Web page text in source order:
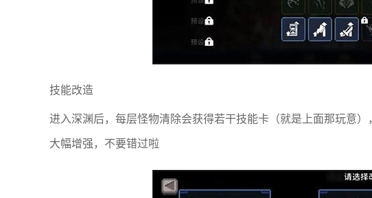
技能改造
进入深渊后，每层怪物清除会获得若干技能卡（就是上面那玩意
大幅增强，不要错过啦